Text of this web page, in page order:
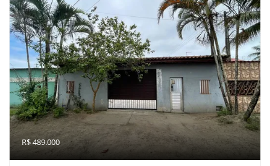
R$ 489.000